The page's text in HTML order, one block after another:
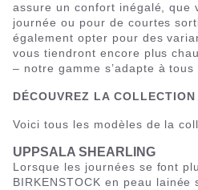
assure un confort inégalé, que
journée ou pour de courtes
également opter pour des
vous tiendront encore plus
– notre gamme s’adapte à tous
DÉCOUVREZ LA
Voici tous les modèles de la
UPPSALA SHEARLING
Lorsque les journées se font
BIRKENSTOCK en peau